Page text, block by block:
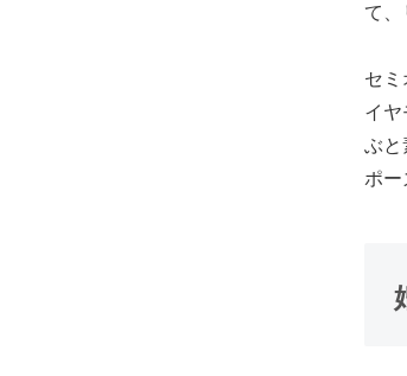
て、
セ
イ
ぶと
ポー